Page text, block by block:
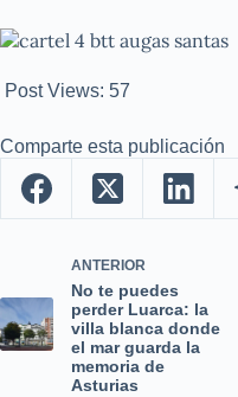
Post Views: 57
Comparte esta publicación
ANTERIOR
No te puedes
perder Luarca: la
villa blanca donde
el mar guarda la
memoria de
Asturias